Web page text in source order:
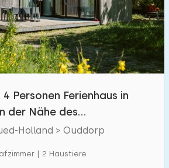
Personen Ferienhaus in
der Nähe des
Holland > Ouddorp
| 2 Haustiere